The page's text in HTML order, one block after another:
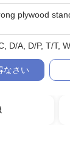
plywood
D/A, D/P, T/T,
なさい